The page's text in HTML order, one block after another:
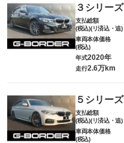
３シリーズ
支払総額
(税込)(リ済込・追)
車両本体価格
(税込)
年式2020年
走行2.6万km
５シリーズ
支払総額
(税込)(リ済込・追)
車両本体価格
(税込)